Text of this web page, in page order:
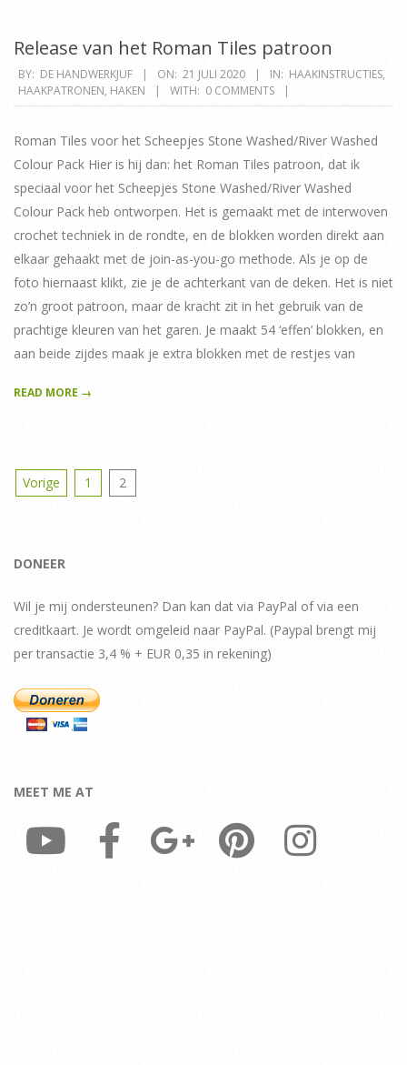
Release van het Roman Tiles patroon
2020-
07-
BY: DE HANDWERKJUF ON: 21 JULI 2020 IN: HAAKINSTRUCTIES,
HAAKPATRONEN, HAKEN WITH: 0 COMMENTS
Roman Tiles voor het Scheepjes Stone Washed/River Washed
Colour Pack Hier is hij dan: het Roman Tiles patroon, dat ik
speciaal voor het Scheepjes Stone Washed/River Washed
Colour Pack heb ontworpen. Het is gemaakt met de interwoven
crochet techniek in de rondte, en de blokken worden direkt aan
elkaar gehaakt met de join-as-you-go methode. Als je op de
foto hiernaast klikt, zie je de achterkant van de deken. Het is niet
zo’n groot patroon, maar de kracht zit in het gebruik van de
prachtige kleuren van het garen. Je maakt 54 ‘effen’ blokken, en
aan beide zijdes maak je extra blokken met de restjes van
READ MORE →
Berichten
Vorige 1 2
DONEER
Wil je mij ondersteunen? Dan kan dat via PayPal of via een
creditkaart. Je wordt omgeleid naar PayPal. (Paypal brengt mij
per transactie 3,4 % + EUR 0,35 in rekening)
MEET ME AT